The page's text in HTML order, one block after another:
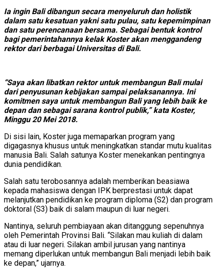
Ia ingin Bali dibangun secara menyeluruh dan holistik
dalam satu kesatuan yakni satu pulau, satu kepemimpinan
dan satu perencanaan bersama. Sebagai bentuk kontrol
bagi pemerintahannya kelak Koster akan menggandeng
rektor dari berbagai Universitas di Bali.
“Saya akan libatkan rektor untuk membangun Bali mulai
dari penyusunan kebijakan sampai pelaksanannya. Ini
komitmen saya untuk membangun Bali yang lebih baik ke
depan dan sebagai sarana kontrol publik,” kata Koster,
Minggu 20 Mei 2018.
Di sisi lain, Koster juga memaparkan program yang
digagasnya khusus untuk meningkatkan standar mutu kualitas
manusia Bali. Salah satunya Koster menekankan pentingnya
dunia pendidikan.
Salah satu terobosannya adalah memberikan beasiawa
kepada mahasiswa dengan IPK berprestasi untuk dapat
melanjutkan pendidikan ke program diploma (S2) dan program
doktoral (S3) baik di salam maupun di luar negeri.
Nantinya, seluruh pembiayaan akan ditanggung sepenuhnya
oleh Pemerintah Provinsi Bali. “Silakan mau kuliah di dalam
atau di luar negeri. Silakan ambil jurusan yang nantinya
memang diperlukan untuk membangun Bali menjadi lebih baik
ke depan,” ujarnya.